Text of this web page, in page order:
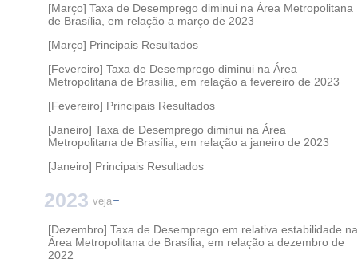
[Março] Taxa de Desemprego diminui na Área Metropolitana
de Brasília, em relação a março de 2023
[Março] Principais Resultados
[Fevereiro] Taxa de Desemprego diminui na Área
Metropolitana de Brasília, em relação a fevereiro de 2023
[Fevereiro] Principais Resultados
[Janeiro] Taxa de Desemprego diminui na Área
Metropolitana de Brasília, em relação a janeiro de 2023
[Janeiro] Principais Resultados
2023 veja
[Dezembro] Taxa de Desemprego em relativa estabilidade na
Área Metropolitana de Brasília, em relação a dezembro de
2022